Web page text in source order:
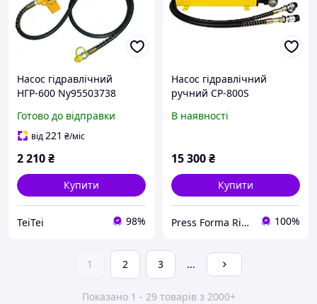
Насос гідравлічний
НГР-600 Ny95503738
Готово до відправки
від221 ₴/міс
2 210₴
Купити
TeiTei 98%
Насос гідравлічний
ручний CP-800S
70 мПа)
В наявності
15 300₴
Купити
Press Forma Rivne (www.press-forma.com.ua) 100%
1 2 3 ...
Показано 1 - 29 товарів з 2000+